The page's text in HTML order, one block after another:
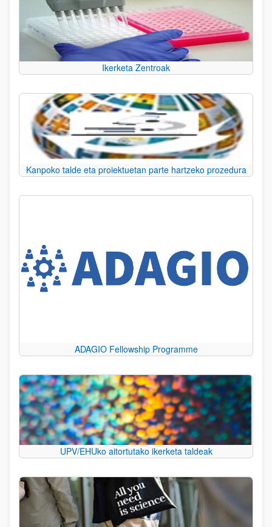
Ikerketa Zentroak
Kanpoko talde eta proiektuetan parte hartzeko prozedura
ADAGIO Fellowship Programme
UPV/EHUko aitortutako ikerketa taldeak